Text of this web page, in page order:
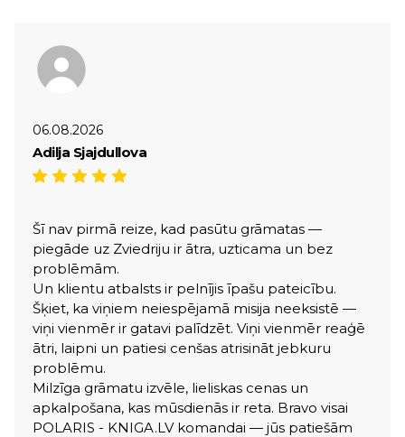
06.08.2026
Adilja Sjajdullova
Šī nav pirmā reize, kad pasūtu grāmatas —
piegāde uz Zviedriju ir ātra, uzticama un bez
problēmām.
Un klientu atbalsts ir pelnījis īpašu pateicību.
Šķiet, ka viņiem neiespējamā misija neeksistē —
viņi vienmēr ir gatavi palīdzēt. Viņi vienmēr reaģē
ātri, laipni un patiesi cenšas atrisināt jebkuru
problēmu.
Milzīga grāmatu izvēle, lieliskas cenas un
apkalpošana, kas mūsdienās ir reta. Bravo visai
POLARIS - KNIGA.LV komandai — jūs patiešām